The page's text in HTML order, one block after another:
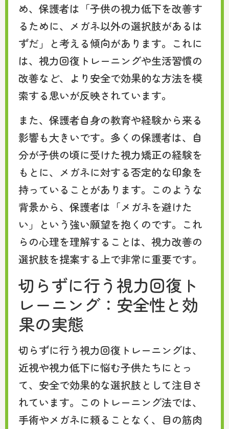
め、保護者は「子供の視力低下を改善す
るために、メガネ以外の選択肢があるは
ずだ」と考える傾向があります。これに
は、視力回復トレーニングや生活習慣の
改善など、より安全で効果的な方法を模
索する思いが反映されています。
また、保護者自身の教育や経験から来る
影響も大きいです。多くの保護者は、自
分が子供の頃に受けた視力矯正の経験を
もとに、メガネに対する否定的な印象を
持っていることがあります。このような
背景から、保護者は「メガネを避けた
い」という強い願望を抱くのです。これ
らの心理を理解することは、視力改善の
選択肢を提案する上で非常に重要です。
切らずに行う視力回復ト
レーニング：安全性と効
果の実態
切らずに行う視力回復トレーニングは、
近視や視力低下に悩む子供たちにとっ
て、安全で効果的な選択肢として注目さ
れています。このトレーニング法では、
手術やメガネに頼ることなく、目の筋肉